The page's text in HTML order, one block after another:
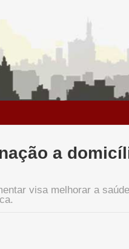
a
visa melhorar a